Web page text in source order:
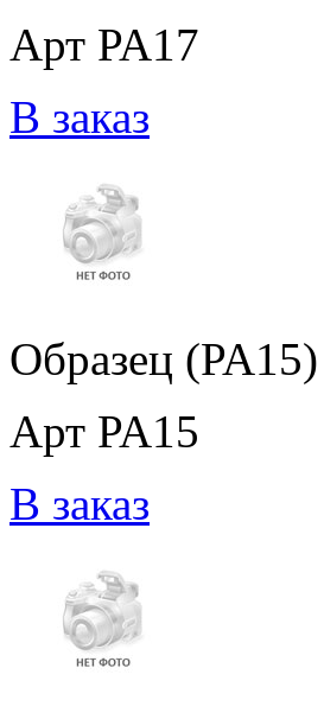
Арт PA17
В заказ
Образец (PA15)
Арт PA15
В заказ